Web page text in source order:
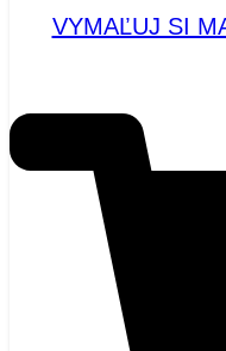
VYMAĽUJ SI